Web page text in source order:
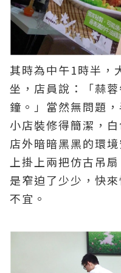
其時為中午1時半，
坐，店員說：「蒜
鐘。」當然無問題
小店裝修得簡潔，
店外暗暗黑黑的環
上掛上兩把仿古吊
是窄迫了少少，快
不宜。